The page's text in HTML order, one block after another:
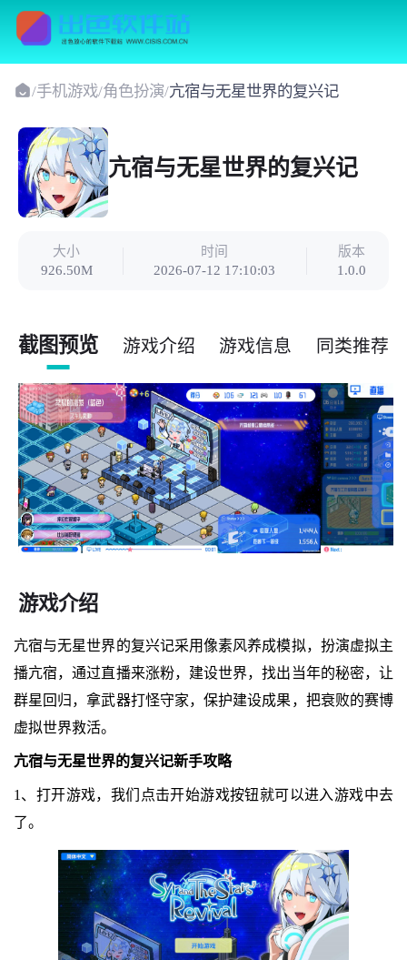
/手机游戏/角色扮演/亢宿与无星世界的复兴记
亢宿与无星世界的复兴记
大小
926.50M
时间
2026-07-12 17:10:03
版本
1.0.0
截图预览 游戏介绍 游戏信息 同类推荐
游戏介绍
亢宿与无星世界的复兴记采用像素风养成模拟，扮演虚拟主
播亢宿，通过直播来涨粉，建设世界，找出当年的秘密，让
群星回归，拿武器打怪守家，保护建设成果，把衰败的赛博
虚拟世界救活。
亢宿与无星世界的复兴记新手攻略
1、打开游戏，我们点击开始游戏按钮就可以进入游戏中去
了。